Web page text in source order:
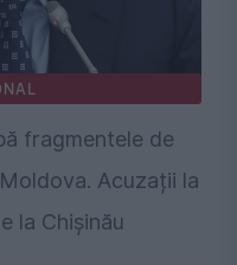
fragmentele de
Acuzații la
la Chișinău